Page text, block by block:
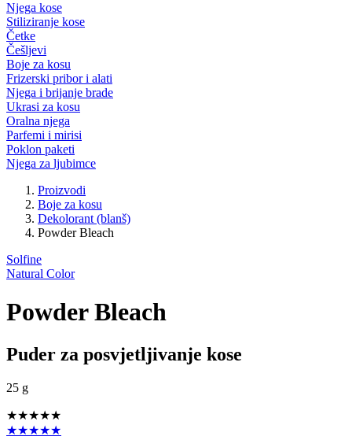
Njega kose
Stiliziranje kose
Četke
Češljevi
Boje za kosu
Frizerski pribor i alati
Njega i brijanje brade
Ukrasi za kosu
Oralna njega
Parfemi i mirisi
Poklon paketi
Njega za ljubimce
Proizvodi
Boje za kosu
Dekolorant (blanš)
Powder Bleach
Solfine
Natural Color
Powder Bleach
Puder za posvjetljivanje kose
25 g
★★★★★
★★★★★